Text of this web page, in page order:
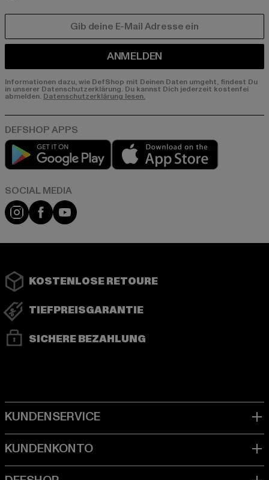
ANMELDEN
Informationen dazu, wie DefShop mit Deinen Daten umgeht, findest Du
in unserer Datenschutzerklärung. Du kannst Dich jederzeit kostenfei
abmelden. Datenschutzerklärung lesen.
Play market
Instagram
FacebookYouTube
KOSTENLOSE RETOURE
TIEFPREISGARANTIE
SICHERE BEZAHLUNG